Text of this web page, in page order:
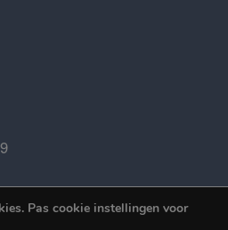
Pas cookie instellingen voor